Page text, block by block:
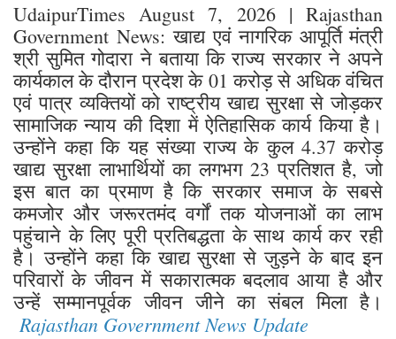
UdaipurTimes August 7, 2026 | Rajasthan
Government News: खाद्य एवं नागरिक आपूर्ति मंत्री
श्री सुमित गोदारा ने बताया कि राज्य सरकार ने अपने
कार्यकाल के दौरान प्रदेश के 01 करोड़ से अधिक वंचित
एवं पात्र व्यक्तियों को राष्ट्रीय खाद्य सुरक्षा से जोड़कर
सामाजिक न्याय की दिशा में ऐतिहासिक कार्य किया है।
उन्होंने कहा कि यह संख्या राज्य के कुल 4.37 करोड़
खाद्य सुरक्षा लाभार्थियों का लगभग 23 प्रतिशत है, जो
इस बात का प्रमाण है कि सरकार समाज के सबसे
कमजोर और जरूरतमंद वर्गों तक योजनाओं का लाभ
पहुंचाने के लिए पूरी प्रतिबद्धता के साथ कार्य कर रही
है। उन्होंने कहा कि खाद्य सुरक्षा से जुड़ने के बाद इन
परिवारों के जीवन में सकारात्मक बदलाव आया है और
उन्हें सम्मानपूर्वक जीवन जीने का संबल मिला है।
Rajasthan Government News Update